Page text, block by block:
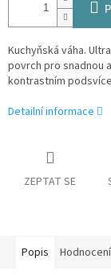
Kuchyňská váha.
povrch pro snadnou
kontrastním
Detailní informace
ZEPTAT SE
Popis Hodnocení